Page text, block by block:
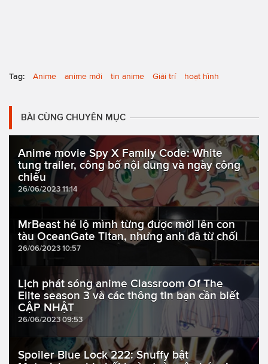
Tag: Anime anime mới tin anime Giải trí hoạt hình
BÀI CÙNG CHUYÊN MỤC
Anime movie Spy X Family Code: White
tung trailer, công bố nội dung và ngày công
chiếu
26/06/2023 11:14
MrBeast hé lộ mình từng được mời lên con
tàu OceanGate Titan, nhưng anh đã từ chối
26/06/2023 10:57
Lịch phát sóng anime Classroom Of The
Elite season 3 và các thông tin bạn cần biết
CẬP NHẬT
26/06/2023 09:53
Spoiler Blue Lock 222: Snuffy bật